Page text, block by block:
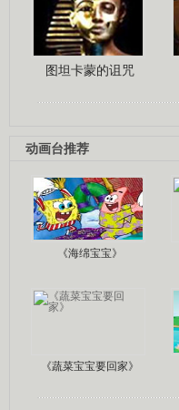
图坦卡蒙的诅咒
动画台推荐
《海绵宝宝》
《蔬菜宝宝要回家》